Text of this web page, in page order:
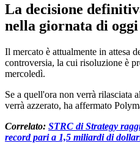
La decisione
nella giornata di oggi
Il mercato è attualmente in attesa
controversia, la cui risoluzione è
mercoledì.
Se a quell'ora non verrà rilasciata
verrà azzerato, ha affermato
Correlato: STRC di Strategy
record pari a 1,5 miliardi di